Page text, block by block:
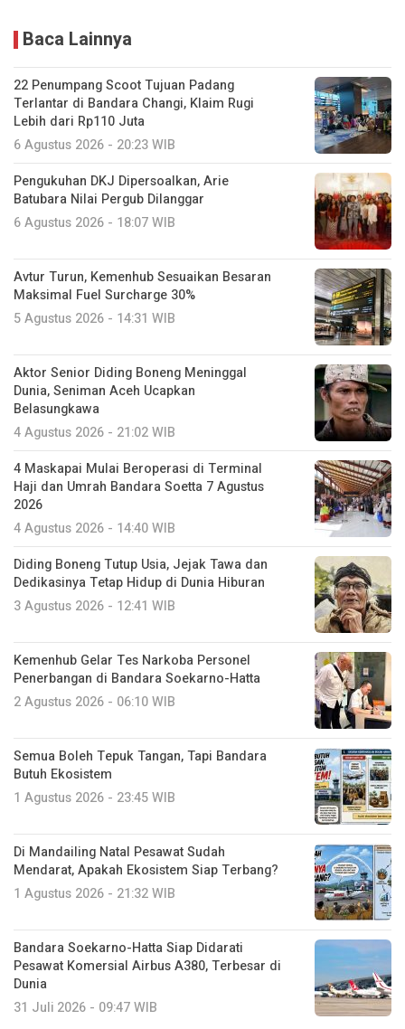
Baca Lainnya
22 Penumpang Scoot Tujuan Padang
Terlantar di Bandara Changi, Klaim Rugi
Lebih dari Rp110 Juta
6 Agustus 2026 - 20:23 WIB
Pengukuhan DKJ Dipersoalkan, Arie
Batubara Nilai Pergub Dilanggar
6 Agustus 2026 - 18:07 WIB
Avtur Turun, Kemenhub Sesuaikan Besaran
Maksimal Fuel Surcharge 30%
5 Agustus 2026 - 14:31 WIB
Aktor Senior Diding Boneng Meninggal
Dunia, Seniman Aceh Ucapkan
Belasungkawa
4 Agustus 2026 - 21:02 WIB
4 Maskapai Mulai Beroperasi di Terminal
Haji dan Umrah Bandara Soetta 7 Agustus
2026
4 Agustus 2026 - 14:40 WIB
Diding Boneng Tutup Usia, Jejak Tawa dan
Dedikasinya Tetap Hidup di Dunia Hiburan
3 Agustus 2026 - 12:41 WIB
Kemenhub Gelar Tes Narkoba Personel
Penerbangan di Bandara Soekarno-Hatta
2 Agustus 2026 - 06:10 WIB
Semua Boleh Tepuk Tangan, Tapi Bandara
Butuh Ekosistem
1 Agustus 2026 - 23:45 WIB
Di Mandailing Natal Pesawat Sudah
Mendarat, Apakah Ekosistem Siap Terbang?
1 Agustus 2026 - 21:32 WIB
Bandara Soekarno-Hatta Siap Didarati
Pesawat Komersial Airbus A380, Terbesar di
Dunia
31 Juli 2026 - 09:47 WIB